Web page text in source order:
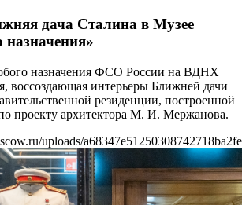
дача Сталина в Музее
назначения»
назначения ФСО России на ВДНХ
воссоздающая интерьеры Ближней дачи
резиденции, построенной
проекту архитектора М. И. Мержанова.
uploads/